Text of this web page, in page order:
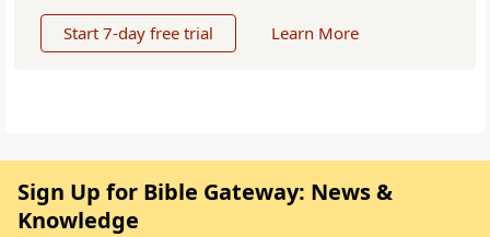
Start 7-day free trial Learn More
Sign Up for Bible Gateway: News &
Knowledge